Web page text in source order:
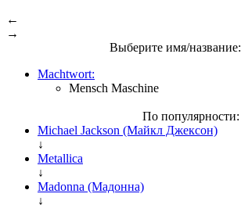
←
→
Выберите имя/название:
Machtwort:
Mensch Maschine
По популярности:
Michael Jackson (Майкл Джексон)
↓
Metallica
↓
Madonna (Мадонна)
↓